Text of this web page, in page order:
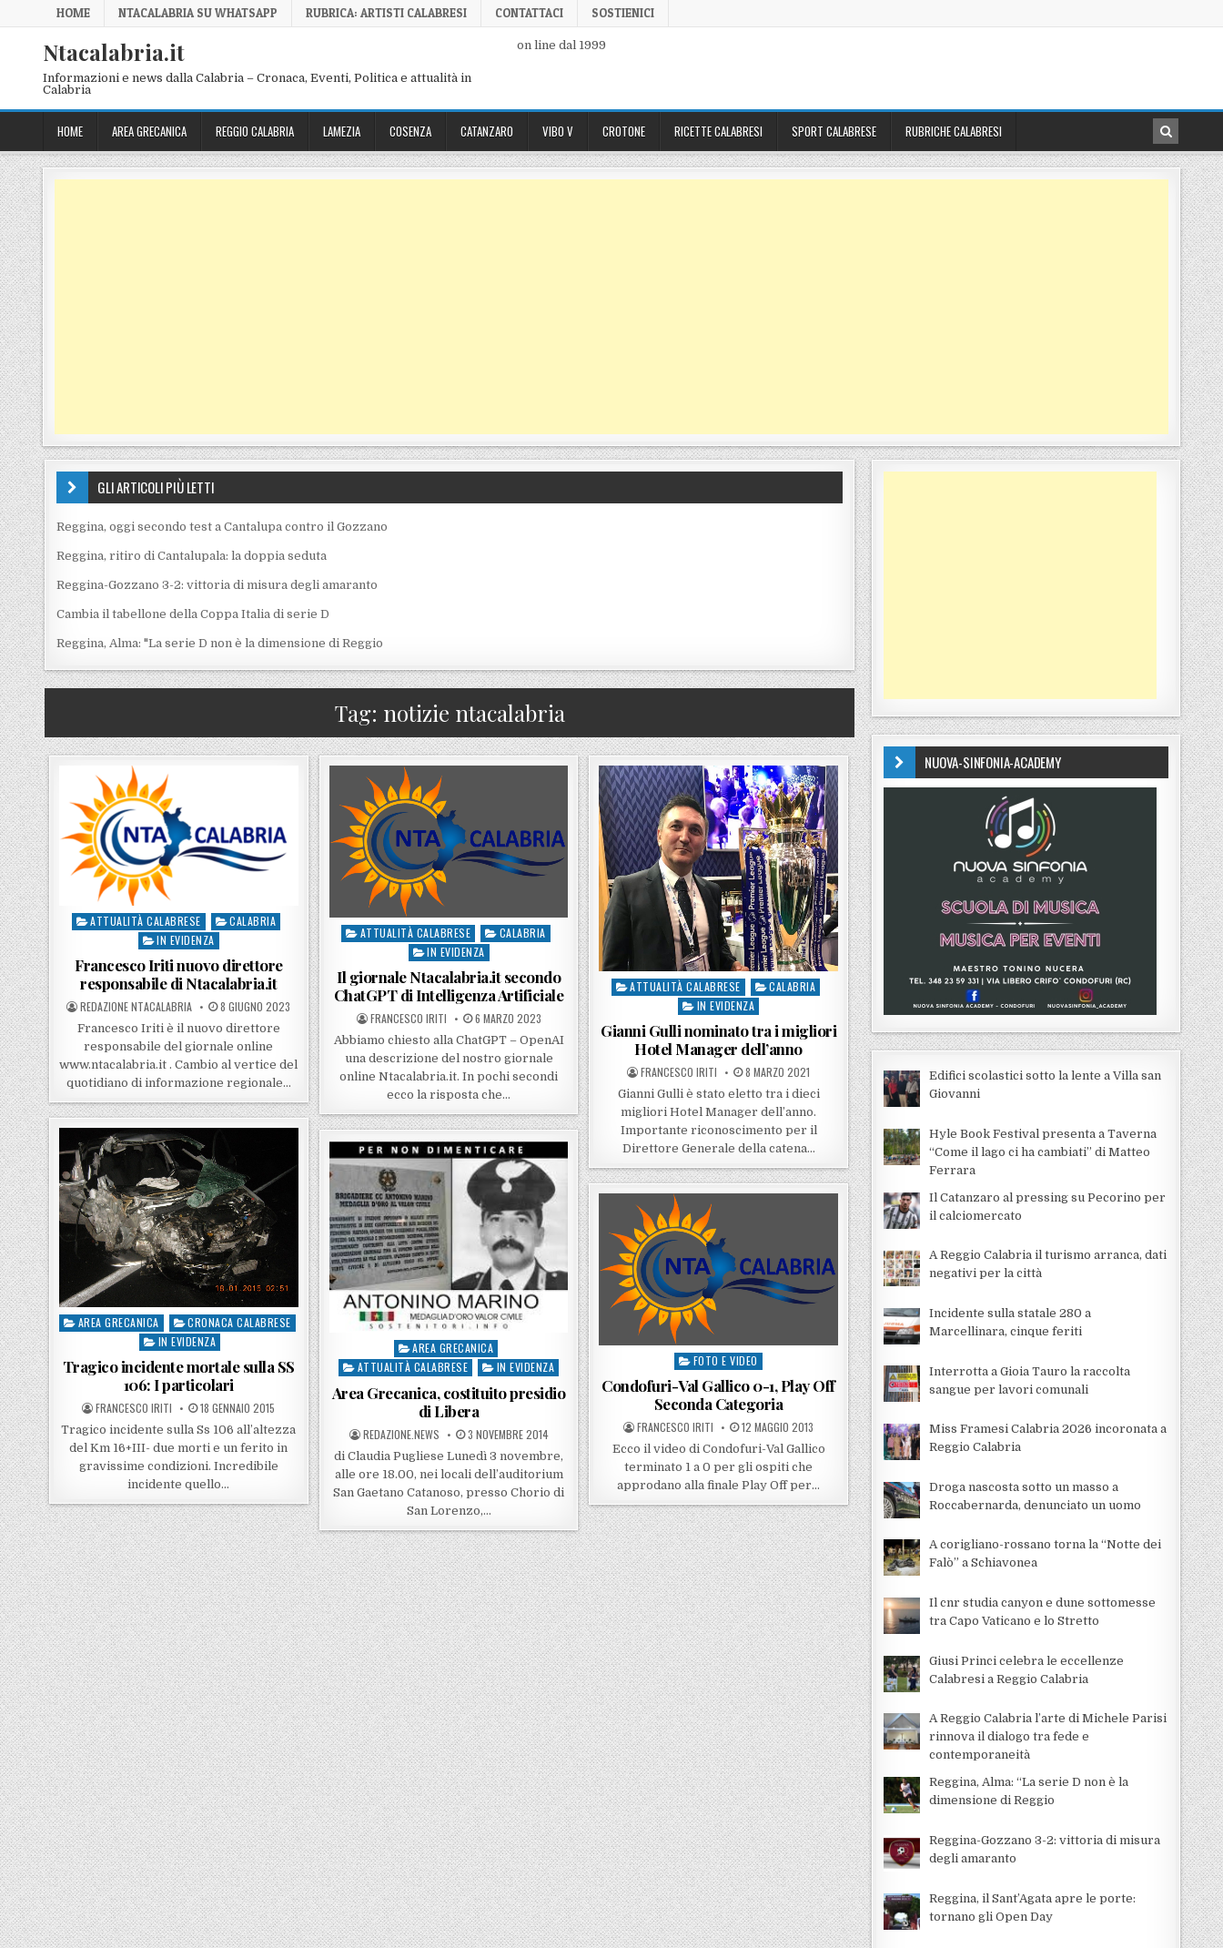
Skip to content
HOME NTACALABRIA SU WHATSAPP RUBRICA: ARTISTI CALABRESI CONTATTACI SOSTIENICI
Ntacalabria.it
Informazioni e news dalla Calabria – Cronaca, Eventi, Politica e attualità in
Calabria
on line dal 1999
HOME AREA GRECANICA REGGIO CALABRIA LAMEZIA COSENZA CATANZARO VIBO V CROTONE RICETTE CALABRESI SPORT CALABRESE RUBRICHE CALABRESI
GLI ARTICOLI PIÙ LETTI
Reggina, oggi secondo test a Cantalupa contro il Gozzano
Reggina, ritiro di Cantalupala: la doppia seduta
Reggina-Gozzano 3-2: vittoria di misura degli amaranto
Cambia il tabellone della Coppa Italia di serie D
Reggina, Alma: "La serie D non è la dimensione di Reggio
Tag: notizie ntacalabria
Posted in
ATTUALITÀ CALABRESE
CALABRIA
IN EVIDENZA
Francesco Iriti nuovo direttore
responsabile di Ntacalabria.it
POSTED BY
REDAZIONE NTACALABRIA POSTED ON
8 GIUGNO 2023
Francesco Iriti è il nuovo direttore
responsabile del giornale online
www.ntacalabria.it . Cambio al vertice del
quotidiano di informazione regionale…
Posted in
ATTUALITÀ CALABRESE
CALABRIA
IN EVIDENZA
Il giornale Ntacalabria.it secondo
ChatGPT di Intelligenza Artificiale
POSTED BY
FRANCESCO IRITI POSTED ON
6 MARZO 2023
Abbiamo chiesto alla ChatGPT – OpenAI
una descrizione del nostro giornale
online Ntacalabria.it. In pochi secondi
ecco la risposta che…
Posted in
ATTUALITÀ CALABRESE
CALABRIA
IN EVIDENZA
Gianni Gulli nominato tra i migliori
Hotel Manager dell’anno
POSTED BY
FRANCESCO IRITI POSTED ON
8 MARZO 2021
Gianni Gulli è stato eletto tra i dieci
migliori Hotel Manager dell’anno.
Importante riconoscimento per il
Direttore Generale della catena…
Posted in
AREA GRECANICA
CRONACA CALABRESE
IN EVIDENZA
Tragico incidente mortale sulla SS
106: I particolari
POSTED BY
FRANCESCO IRITI POSTED ON
18 GENNAIO 2015
Tragico incidente sulla Ss 106 all’altezza
del Km 16+III- due morti e un ferito in
gravissime condizioni. Incredibile
incidente quello…
Posted in
AREA GRECANICA
ATTUALITÀ CALABRESE
IN EVIDENZA
Area Grecanica, costituito presidio
di Libera
POSTED BY
REDAZIONE.NEWS POSTED ON
3 NOVEMBRE 2014
di Claudia Pugliese Lunedì 3 novembre,
alle ore 18.00, nei locali dell’auditorium
San Gaetano Catanoso, presso Chorio di
San Lorenzo,…
Posted in
FOTO E VIDEO
Condofuri-Val Gallico 0-1, Play Off
Seconda Categoria
POSTED BY
FRANCESCO IRITI POSTED ON
12 MAGGIO 2013
Ecco il video di Condofuri-Val Gallico
terminato 1 a 0 per gli ospiti che
approdano alla finale Play Off per…
NUOVA-SINFONIA-ACADEMY
Edifici scolastici sotto la lente a Villa san
Giovanni
Hyle Book Festival presenta a Taverna
“Come il lago ci ha cambiati” di Matteo
Ferrara
Il Catanzaro al pressing su Pecorino per
il calciomercato
A Reggio Calabria il turismo arranca, dati
negativi per la città
Incidente sulla statale 280 a
Marcellinara, cinque feriti
Interrotta a Gioia Tauro la raccolta
sangue per lavori comunali
Miss Framesi Calabria 2026 incoronata a
Reggio Calabria
Droga nascosta sotto un masso a
Roccabernarda, denunciato un uomo
A corigliano-rossano torna la “Notte dei
Falò” a Schiavonea
Il cnr studia canyon e dune sottomesse
tra Capo Vaticano e lo Stretto
Giusi Princi celebra le eccellenze
Calabresi a Reggio Calabria
A Reggio Calabria l’arte di Michele Parisi
rinnova il dialogo tra fede e
contemporaneità
Reggina, Alma: “La serie D non è la
dimensione di Reggio
Reggina-Gozzano 3-2: vittoria di misura
degli amaranto
Reggina, il Sant’Agata apre le porte:
tornano gli Open Day